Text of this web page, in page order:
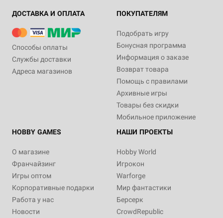
ДОСТАВКА И ОПЛАТА
Способы оплаты
Службы доставки
Адреса магазинов
ПОКУПАТЕЛЯМ
Подобрать игру
Бонусная программа
Информация о заказе
Возврат товара
Помощь с правилами
Архивные игры
Товары без скидки
Мобильное приложение
HOBBY GAMES
О магазине
Франчайзинг
Игры оптом
Корпоративные подарки
Работа у нас
Новости
НАШИ ПРОЕКТЫ
Hobby World
Игрокон
Warforge
Мир фантастики
Берсерк
CrowdRepublic